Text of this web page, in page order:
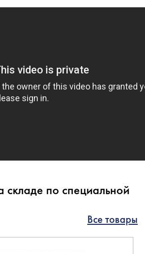
складе по специальной
Все товары